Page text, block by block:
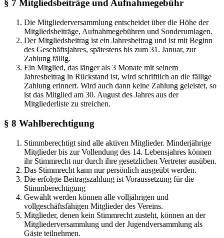
§ 7 Mitgliedsbeiträge und Aufnahmegebühr
Die Mitgliederversammlung entscheidet über die Höhe der
Mitgliedsbeiträge, Aufnahmegebühren und Sonderumlagen.
Der Mitgliedsbeitrag ist ein Jahresbeitrag und ist mit Beginn
des Geschäftsjahres, spätestens bis zum 31. Januar, zur
Zahlung fällig.
Ein Mitglied, das länger als 3 Monate mit seinem
Jahresbeitrag in Rückstand ist, wird schriftlich an die fällige
Zahlung erinnert. Wird auch dann keine Zahlung geleistet, so
ist das Mitglied am 30. August des Jahres aus der
Mitgliederliste zu streichen.
§ 8 Wahlberechtigung
Stimmberechtigt sind alle aktiven Mitglieder. Minderjährige
Mitglieder bis zur Vollendung des 14. Lebensjahres können
ihr Stimmrecht nur durch ihre gesetzlichen Vertreter ausüben.
Das Stimmrecht kann nur persönlich ausgeübt werden.
Die erfolgte Beitragszahlung ist Voraussetzung für die
Stimmberechtigung
Gewählt werden können alle volljährigen und
vollgeschäftsfähigen Mitglieder des Vereins.
Mitglieder, denen kein Stimmrecht zusteht, können an der
Mitgliederversammlung und der Jugendversammlung als
Gäste teilnehmen.